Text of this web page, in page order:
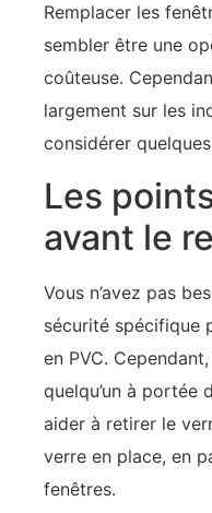
Remplacer les
sembler être une
coûteuse.
largement sur les
considérer
Les
avant le
Vous n’avez pas
sécurité spécifique
en PVC.
quelqu’un à portée
aider à retirer le
verre en place, en
fenêtres.